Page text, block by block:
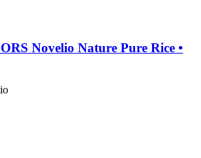
Novelio Nature Pure Rice •